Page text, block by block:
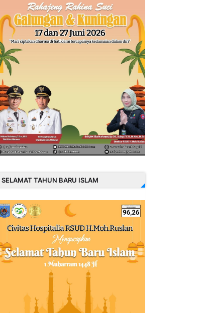
SELAMAT TAHUN BARU ISLAM